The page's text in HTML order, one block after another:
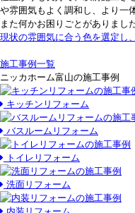
や雰囲気もよく調和し、より一
また何かお困りごとがありまし
現状の雰囲気に合う色を選定し
施工事例一覧
ニッカホーム富山の施工事例
キッチンリフォーム
バスルームリフォーム
トイレリフォーム
洗面リフォーム